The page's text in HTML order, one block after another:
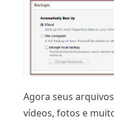
Agora seus
vídeos, fotos e